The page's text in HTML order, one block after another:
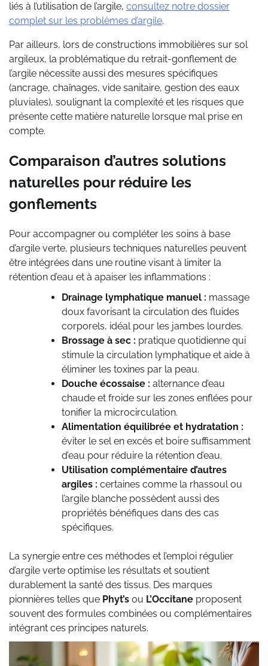
liés à l’utilisation de l’argile, consultez notre dossier
complet sur les problèmes d’argile.
Par ailleurs, lors de constructions immobilières sur sol
argileux, la problématique du retrait-gonflement de
l’argile nécessite aussi des mesures spécifiques
(ancrage, chaînages, vide sanitaire, gestion des eaux
pluviales), soulignant la complexité et les risques que
présente cette matière naturelle lorsque mal prise en
compte.
Comparaison d’autres solutions
naturelles pour réduire les
gonflements
Pour accompagner ou compléter les soins à base
d’argile verte, plusieurs techniques naturelles peuvent
être intégrées dans une routine visant à limiter la
rétention d’eau et à apaiser les inflammations :
Drainage lymphatique manuel : massage
doux favorisant la circulation des fluides
corporels, idéal pour les jambes lourdes.
Brossage à sec : pratique quotidienne qui
stimule la circulation lymphatique et aide à
éliminer les toxines par la peau.
Douche écossaise : alternance d’eau
chaude et froide sur les zones enflées pour
tonifier la microcirculation.
Alimentation équilibrée et hydratation :
éviter le sel en excès et boire suffisamment
d’eau pour réduire la rétention d’eau.
Utilisation complémentaire d’autres
argiles : certaines comme la rhassoul ou
l’argile blanche possèdent aussi des
propriétés bénéfiques dans des cas
spécifiques.
La synergie entre ces méthodes et l’emploi régulier
d’argile verte optimise les résultats et soutient
durablement la santé des tissus. Des marques
pionnières telles que Phyt’s ou L’Occitane proposent
souvent des formules combinées ou complémentaires
intégrant ces principes naturels.